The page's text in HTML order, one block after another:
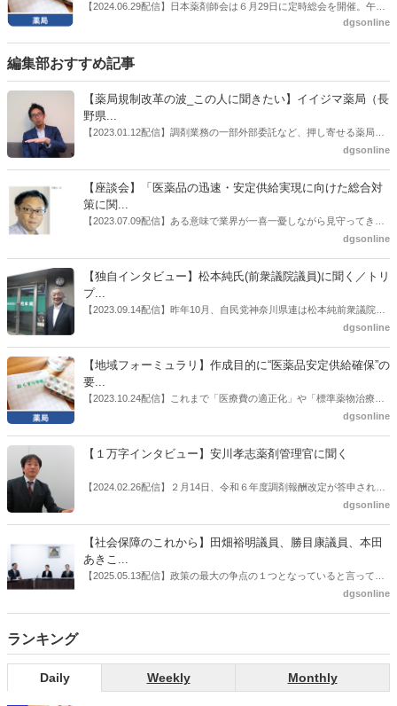
【2024.06.29配信】日本薬剤師会は６月29日に定時総会を開催。午後
に開かれたブロック代表質問では、令和６年度調剤報酬改定で新設さ
という要件の議論について質問があった。
dgsonline
編集部おすすめ記事
【薬局規制改革の波_この人に聞きたい】イイジマ薬局（長
野県...
【2023.01.12配信】調剤業務の一部外部委託など、押し寄せる薬局業
界への規制改革の波。この規制改革の波を薬局業界はどう受け止めた
はないだろうか。本紙ではこうした問題について、厚労省「薬局薬剤
師の業務及び薬局の機能に関するワーキンググループ」に参考人とし
ても出席していたイイジマ薬局（長野県上田市）開設者である飯島裕
dgsonline
【座談会】「医薬品の迅速・安定供給実現に向けた総合対
策に関...
【2023.07.09配信】ある意味で業界が一喜一憂しながら見守ってきた
厚労省「医薬品の迅速・安定供給実現に向けた総合対策に関する有識
書がとりまとめられた。ドラビズon-lineでは検討会を総括する目的で
厚労省医政局医薬産業振興・医療情報企画課長（医薬産業振興・医療
情報企画課セルフケア・セルフメディケーション推進室長併任）安藤
公一氏や青山学院大学名誉教授の三村優美子氏、 日本保険薬局協会医
dgsonline
【独自インタビュー】松本純氏(前衆議院議員)に聞く／トリ
プ...
【2023.09.14配信】昨年10月、自民党神奈川県連は松本純前衆議院議
員を「自民党神奈川1区」（横浜市中区・磯子区・金沢区）の支部長
候補の前提となるもの。薬剤師に関わる政策に広く・深く関わってき
た同氏の復活に向けた薬剤師業界の期待には熱いものがある。不透明
感の払拭できない医療・介護・障害者サービスのトリプル改定等へ
の、薬剤師業界の強い危機感の裏返しといってもいいだろう。本稿で
dgsonline
【地域フォーミュラリ】作成目的に“医薬品安定供給確保”の
要...
【2023.10.24配信】これまで「医療費の適正化」や「標準薬物治療の
推進」などが目的とされることが多かった地域フォーミュラリの作
た。医薬品の安定供給確保だ。10月22日に開かれた「日本フォーミュ
飯田市）は、会員薬局から安定供給確保への強い要望があったことを
受け、安定供給確保が見込めるPPI３成分について銘柄を含めて選定
dgsonline
【１万字インタビュー】安川孝志薬剤管理官に聞く
【2024.02.26配信】２月14日、令和６年度調剤報酬改定が答申され
た。本紙では、厚生労働省保険局医療課・薬剤管理官の安川孝志氏
dgsonline
【社会保障のこれから】田畑裕明議員、勝目康議員、本田
あきこ...
【2025.05.13配信】政策の最大の争点の１つとなっていると言っても
よいのが社会保障のこれからのあり方だ。特に与党では、政府関係者
dgsonline
ランキング
Daily Weekly Monthly